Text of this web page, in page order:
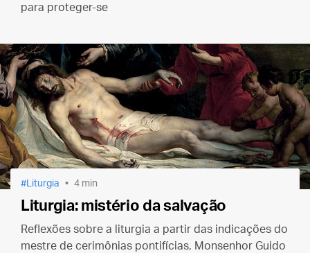
para proteger-se
Liturgia 4 min
Liturgia: mistério da salvação
Reflexões sobre a liturgia a partir das indicações do
mestre de cerimônias pontifícias, Monsenhor Guido